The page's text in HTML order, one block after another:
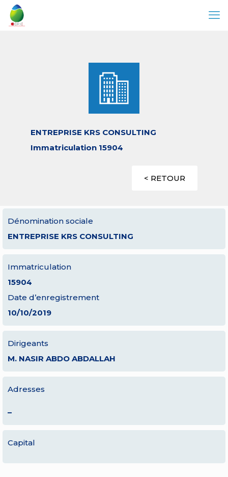
ENTREPRISE KRS CONSULTING
Immatriculation 15904
< RETOUR
Dénomination sociale
ENTREPRISE KRS CONSULTING
Immatriculation
15904
Date d’enregistrement
10/10/2019
Dirigeants
M. NASIR ABDO ABDALLAH
Adresses
–
Capital